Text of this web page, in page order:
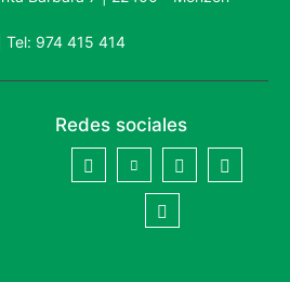
Tel: 974 415 414
Redes sociales